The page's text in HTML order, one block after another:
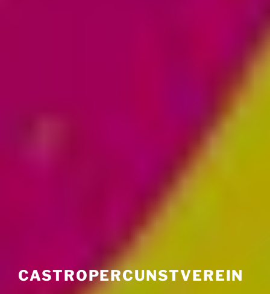
CASTROPERCUNSTVEREIN